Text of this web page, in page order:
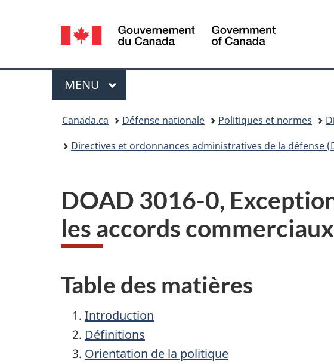
Sélection
de
la
langue
Canada
Menu
MENU PRINCIPAL
Canada.ca Défense nationale Politiques et normes
Directives et ordonnances administratives de la défense
DOAD 3016-0,
les accords commerciaux
Table des matières
Introduction
Définitions
Orientation de la politique